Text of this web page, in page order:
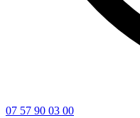
07 57 90 03 00